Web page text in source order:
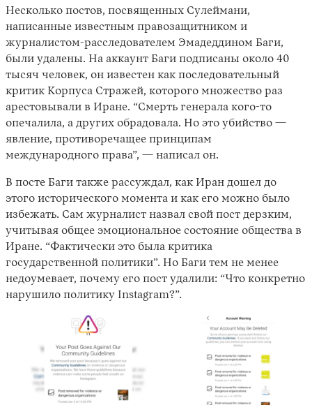
Несколько постов, посвященных Сулеймани,
написанные известным правозащитником и
журналистом-расследователем Эмадеддином Баги,
были удалены. На аккаунт Баги подписаны около 40
тысяч человек, он известен как последовательный
критик Корпуса Стражей, которого множество раз
арестовывали в Иране. “Смерть генерала кого-то
опечалила, а других обрадовала. Но это убийство —
явление, противоречащее принципам
международного права”, — написал он.
В посте Баги также рассуждал, как Иран дошел до
этого исторического момента и как его можно было
избежать. Сам журналист назвал свой пост дерзким,
учитывая общее эмоциональное состояние общества в
Иране. “Фактически это была критика
государственной политики”. Но Баги тем не менее
недоумевает, почему его пост удалили: “Что конкретно
нарушило политику Instagram?”.